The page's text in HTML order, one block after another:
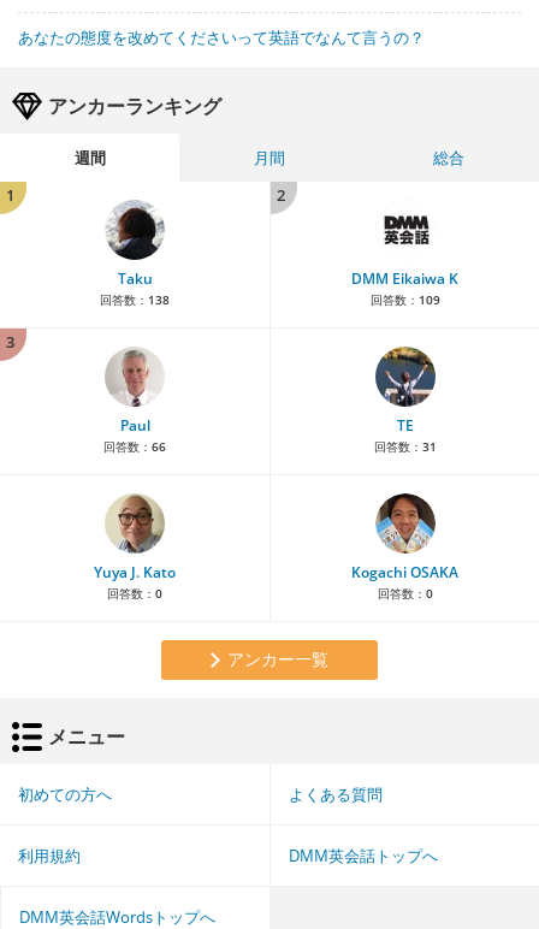
あなたの態度を改めてくださいって英語でなんて言うの？
アンカーランキング
週間 月間
総合
1
Taku
回答数： 138
2
DMM Eikaiwa K
回答数： 109
3
Paul
回答数： 66
TE
回答数： 31
Yuya J. Kato
回答数： 0
Kogachi OSAKA
回答数： 0
アンカー一覧
メニュー
初めての方へ よくある質問
利用規約 DMM英会話トップへ
DMM英会話Wordsトップへ